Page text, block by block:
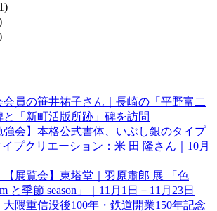
員の笹井祐子さん｜長崎の「平野富二
「新町活版所跡」碑を訪問
強会】本格公式書体、いぶし銀のタイプ
プクリエーション：米 田 隆さん｜10月
【展覧会】東塔堂｜羽原肅郎 展 「色
と季節 season」｜11月1日－11月23日
大隈重信没後100年・鉄道開業150年記念